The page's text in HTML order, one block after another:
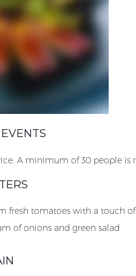
A minimum of 30 people is
fresh tomatoes with a touch
of onions and green salad